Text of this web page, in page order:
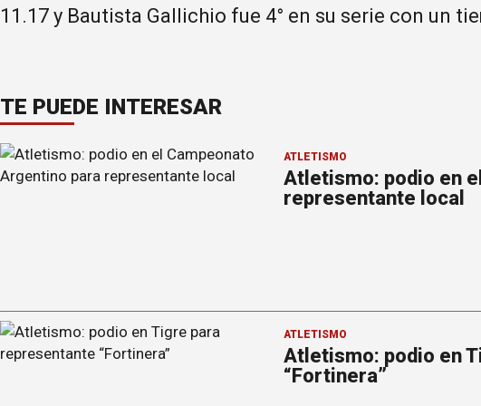
11.17 y Bautista Gallichio fue 4° en su serie con un
TE PUEDE INTERESAR
ATLETISMO
Atletismo: podio en
representante local
ATLETISMO
Atletismo: podio en
“Fortinera”